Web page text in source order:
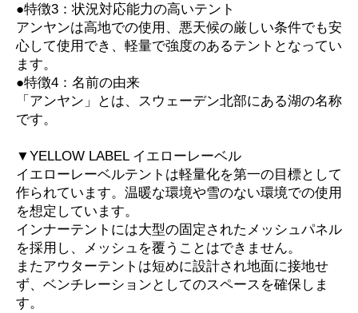
●特徴3：状況対応能力の高いテント
アンヤンは高地での使用、悪天候の厳しい条件でも安
心して使用でき、軽量で強度のあるテントとなってい
ます。
●特徴4：名前の由来
「アンヤン」とは、スウェーデン北部にある湖の名称
です。
▼YELLOW LABEL イエローレーベル
イエローレーベルテントは軽量化を第一の目標として
作られています。温暖な環境や雪のない環境での使用
を想定しています。
インナーテントには大型の固定されたメッシュパネル
を採用し、メッシュを覆うことはできません。
またアウターテントは短めに設計され地面に接地せ
ず、ベンチレーションとしてのスペースを確保しま
す。